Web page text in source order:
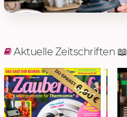
Aktuelle Zeitschriften 📖